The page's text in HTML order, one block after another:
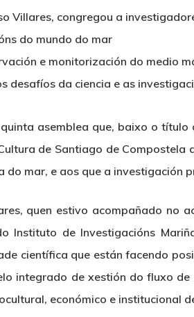
Villares, congregou a
do mundo do mar
e monitorización do medio
da ciencia e as
asemblea que, baixo o
de Santiago de Compostela
mar, e aos que a investigación
quen estivo acompañado no
de Investigacións
científica que están facendo
integrado de xestión do fluxo de
económico e institucional